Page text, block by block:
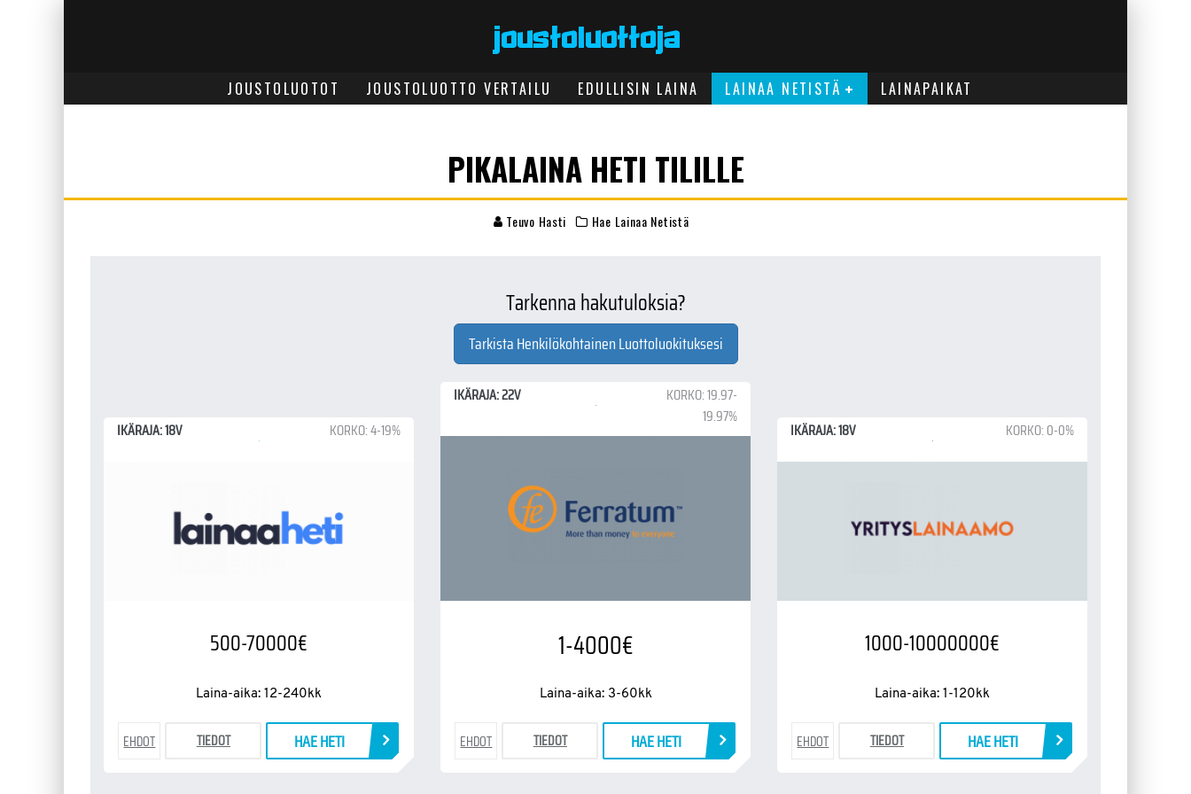
JOUSTOLUOTOT JOUSTOLUOTTO VERTAILU EDULLISIN LAINA LAINAA NETISTÄ LAINAPAIKAT
PIKALAINA HETI TILILLE
Teuvo Hasti Hae Lainaa Netistä
Tarkenna hakutuloksia?
Tarkista Henkilökohtainen Luottoluokituksesi
IKÄRAJA: 22V
KORKO: 19.97-
19.97%
1-4000€
Laina-aika: 3-60kk
EHDOT TIEDOT HAE HETI
IKÄRAJA: 18V KORKO: 4-19%
500-70000€
Laina-aika: 12-240kk
EHDOT TIEDOT HAE HETI
IKÄRAJA: 18V KORKO: 0-0%
1000-10000000€
Laina-aika: 1-120kk
EHDOT TIEDOT HAE HETI